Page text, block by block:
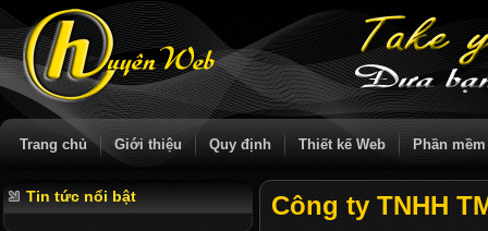
Trang chủ Giới thiệu Quy định Thiết kế Web Phần mềm
Tin tức nổi bật Công ty TNHH